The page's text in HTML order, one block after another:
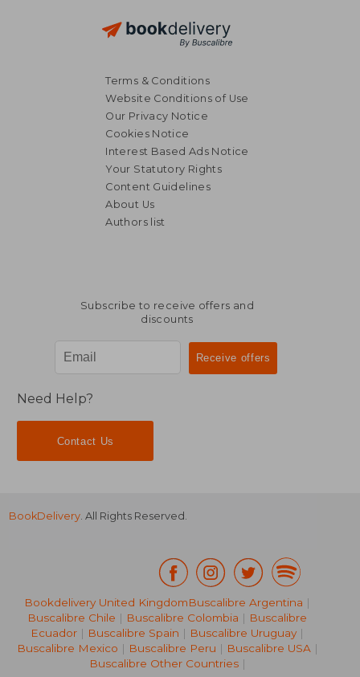
NT$ 870
NT$ 730
Terms & Conditions
Website Conditions of Use
Our Privacy Notice
Cookies Notice
Interest Based Ads Notice
Your Statutory Rights
Content Guidelines
About Us
Authors list
Subscribe to receive offers and
discounts
Need Help?
Contact Us
BookDelivery. All Rights Reserved.
Bookdelivery United KingdomBuscalibre Argentina |
Buscalibre Chile | Buscalibre Colombia | Buscalibre
Ecuador | Buscalibre Spain | Buscalibre Uruguay |
Buscalibre Mexico | Buscalibre Peru | Buscalibre USA|
Buscalibre Other Countries|